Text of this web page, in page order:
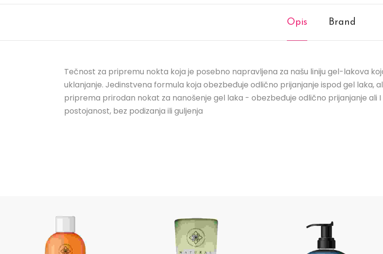
Opis Brand
Tečnost za pripremu nokta koja je posebno napravljena za našu liniju gel-lakova
uklanjanje. Jedinstvena formula koja obezbeđuje odlično prijanjanje ispod gel laka,
priprema prirodan nokat za nanošenje gel laka - obezbeđuje odlično prijanjanje ali
postojanost, bez podizanja ili guljenja